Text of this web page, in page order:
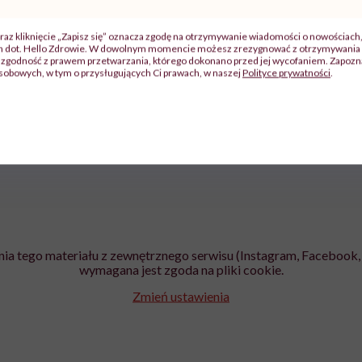
"Jestem w ciąży, co mi się
należy?". Headhunter o
zmianie pokoleniowej u
Wkrótce nowa
Instrukcja". Tym
atakach paniki.
warsztat
tego materiału z zewnętrznego serwisu (Instagram,
wymagana jest zgoda na pliki cookie.
Zmień ustawienia
kliknięcie „Zapisz się” oznacza zgodę na otrzymywanie wiadomości o
dot. Hello Zdrowie. W dowolnym momencie możesz zrezygnować z
zgodność z prawem przetwarzania, którego dokonano przed jej wycofaniem.
w tym o przysługujących Ci prawach, w naszejPolityce prywatności.